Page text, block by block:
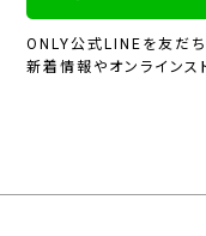
ONLY公式LINEを友だち
新着情報やオンラインス